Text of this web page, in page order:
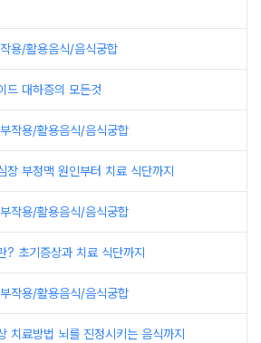
용/활용음식/음식궁합
드 대하증의 모든것
작용/활용음식/음식궁합
장 부정맥 원인부터 치료 식단까지
작용/활용음식/음식궁합
? 초기증상과 치료 식단까지
작용/활용음식/음식궁합
치료방법 뇌를 진정시키는 음식까지